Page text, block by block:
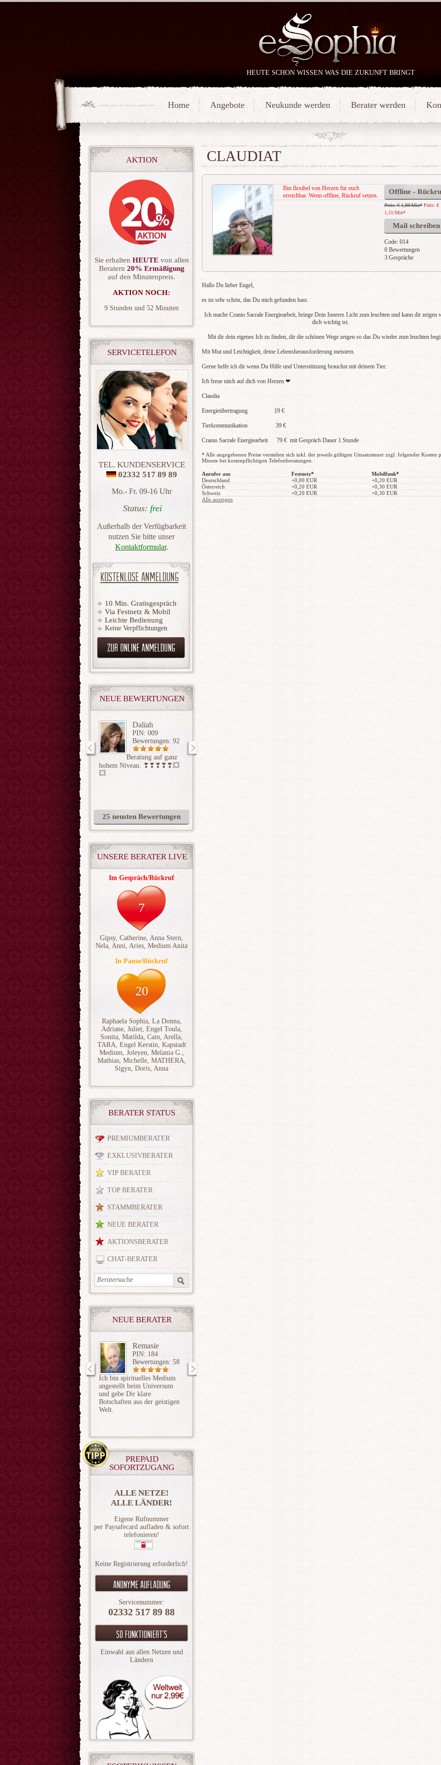
HEUTE SCHON WISSEN WAS DIE ZUKUNFT BRINGT
Home Angebote Neukunde werden Berater werden
AKTION
Sie erhalten HEUTE von allen
Beratern 20% Ermäßigung
auf den Minutenpreis.
AKTION NOCH:
9 51
SERVICETELEFON
TEL. KUNDENSERVICE
02332 517 89 89
Mo.- Fr. 09-16 Uhr
Status: frei
Außerhalb der Verfügbarkeit
nutzen Sie bitte unser
Kontaktformular.
KOSTENLOSE ANMELDUNG
10 Min. Gratisgespräch
Via Festnetz & Mobil
Leichte Bedienung
Keine Verpflichtungen
NEUE BEWERTUNGEN
Daliah
PIN: 009
Bewertungen: 92
Beratung auf ganz
hohem Niveau. ❣❣❣❣❣💥
💥
kommt immer
25 neusten Bewertungen
UNSERE BERATER LIVE
Im Gespräch/Rückruf
7
Gipsy, Catherine, Anna Stern,
Nela, Anni, Aries, Medium Anita
In Pause/Rückruf
20
Raphaela Sophia, La Donna,
Adriane, Juliet, Engel Toula,
Sonita, Matilda, Cain, Arella,
TARA, Engel Kerstin, Kapstadt
Medium, Joleyen, Melania G.,
Mathias, Michelle, MATHERA,
Sigyn, Doris, Anna
BERATER STATUS
PREMIUMBERATER
EXKLUSIVBERATER
VIP BERATER
TOP BERATER
STAMMBERATER
NEUE BERATER
AKTIONSBERATER
CHAT-BERATER
NEUE BERATER
Remasie
PIN: 184
Bewertungen: 58
Ich bin spirituelles Medium
angestellt beim Universum
und gebe Dir klare
Botschaften aus der geistigen
Welt.
PREPAID
SOFORTZUGANG
ALLE NETZE!
ALLE LÄNDER!
Eigene Rufnummer
per Paysafecard aufladen & sofort
telefonieren!
Keine Registrierung erforderlich!
Anonyme aufladung
Servicenummer:
02332 517 89 88
So funktioniert`s
Einwahl aus allen Netzen und
Ländern
CLAUDIAT
Offline -
Preis: € 1,89/Min* Preis: €
1,51/Min*
Mail schreiben
Code: 014
0 Bewertungen
3 Gespräche
Bin flexibel von Herzen für euch
erreichbar. Wenn offline, Rückruf setzen.
Hallo Du lieber Engel,
es ist sehr schön, das Du mich gefunden hast.
Ich mache Cranio Sacrale Energiearbeit, bringe Dein Inneres Licht zum leuchten und kann dir zeigen
dich wichtig ist.
Mit dir dein eigenes Ich zu finden, dir die schönen Wege zeigen so das Du wieder zum leuchten
Mit Mut und Leichtigkeit, deine Lebensherausforderung meistern.
Gerne helfe ich dir wenn Du Hilfe und Unterstützung brauchst mit deinem Tier.
Ich freue mich auf dich von Herzen ❤ ️
Claudia
Energieübertragung 19 €
Tierkommunikation 39 €
Cranio Sacrale Energiearbeit 79 € mit Gespräch Dauer 1 Stunde
* Alle angegebenen Preise verstehen sich inkl. der jeweils gültigen Umsatzsteuer zzgl. folgender Kosten
Minute bei kostenpflichtigen Telefonberatungen.
Anrufer aus Festnetz*
Mobilfunk*
Deutschland
+0,00 EUR
+0,20 EUR
Österreich
+0,20 EUR
+0,30 EUR
Schweiz
+0,20 EUR
+0,30 EUR
Alle anzeigen